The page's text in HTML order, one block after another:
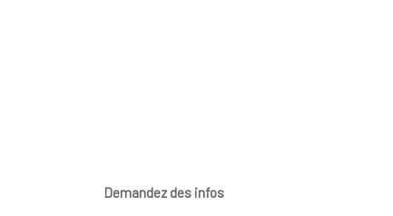
Demandez des infos